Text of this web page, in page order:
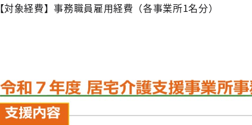
【対象経費】事務職員雇用経費（各事業所1名分）